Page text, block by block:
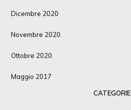
Dicembre 2020
Novembre 2020
Ottobre 2020
Maggio 2017
CATEGORIE